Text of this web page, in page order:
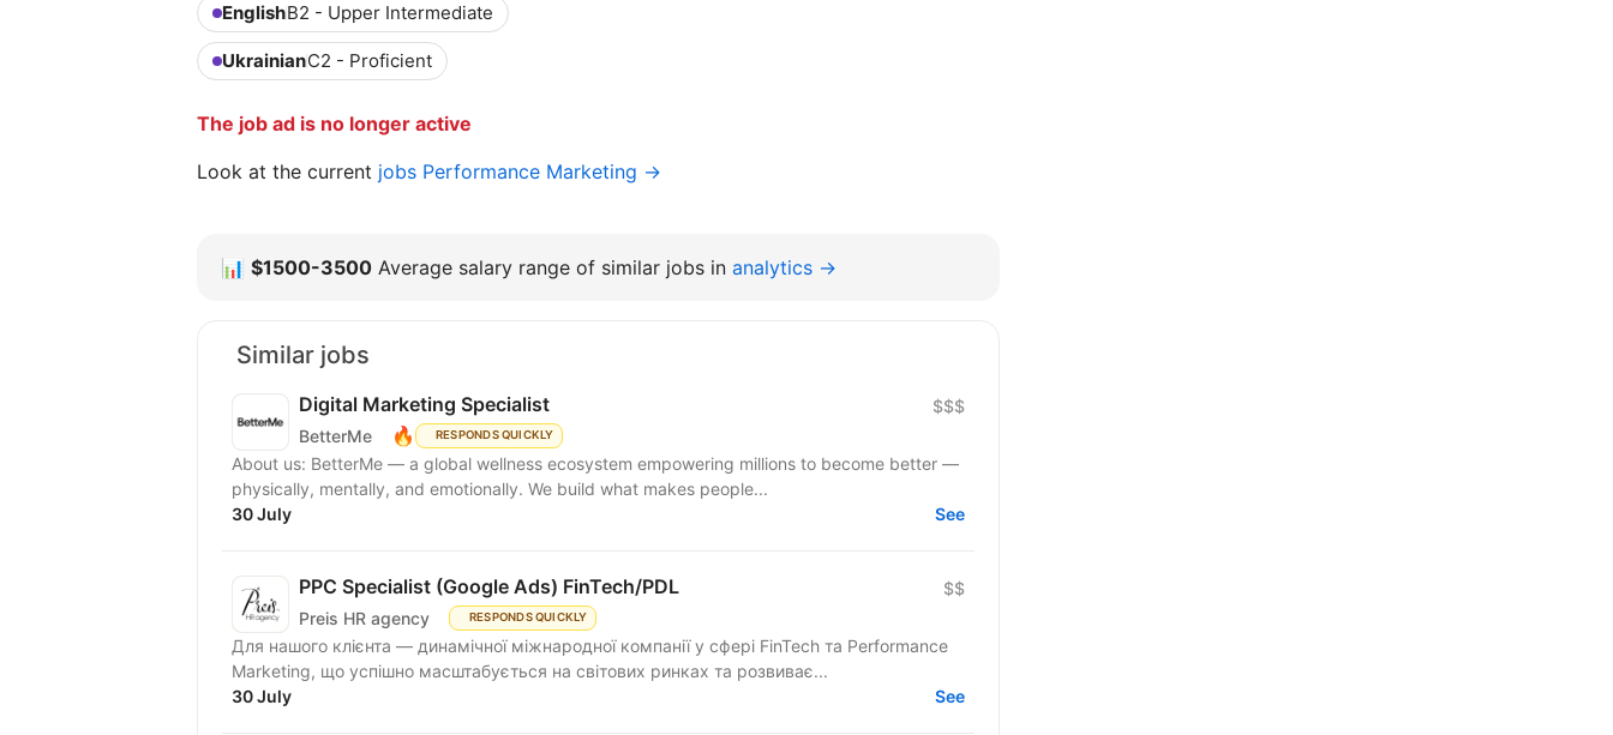
EnglishB2 - Upper Intermediate
UkrainianC2 - Proficient
The job ad is no longer active
Look at the current jobs Performance Marketing →
📊 $1500-3500 Average salary range of similar jobs in analytics →
Similar jobs
Digital Marketing Specialist
BetterMe 🔥 RESPONDS QUICKLY
$$$
About us: BetterMe — a global wellness ecosystem empowering millions to become better —
physically, mentally, and emotionally. We build what makes people...
30 July
See
PPC Specialist (Google Ads) FinTech/PDL
Preis HR agency RESPONDS QUICKLY
$$
Для нашого клієнта — динамічної міжнародної компанії у сфері FinTech та Performance
Marketing, що успішно масштабується на світових ринках та розвиває...
30 July
See